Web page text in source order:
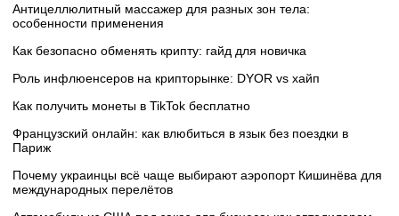
Антицеллюлитный массажер для разных зон тела:
особенности применения
Как безопасно обменять крипту: гайд для новичка
Роль инфлюенсеров на крипторынке: DYOR vs хайп
Как получить монеты в TikTok бесплатно
Французский онлайн: как влюбиться в язык без поездки в
Париж
Почему украинцы всё чаще выбирают аэропорт Кишинёва для
международных перелётов